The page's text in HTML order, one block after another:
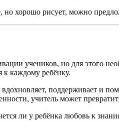
хорошо рисует, можно
учеников, но для этого
каждому ребёнку.
поддерживает и
учитель может
ли у ребёнка любовь к